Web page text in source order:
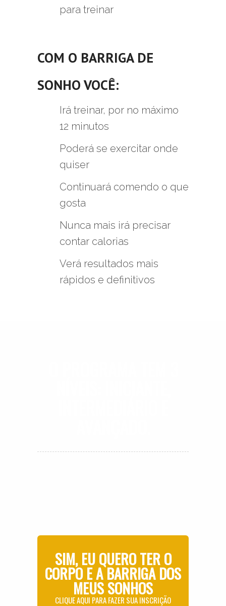
para treinar
COM O BARRIGA DE
SONHO VOCÊ:
Irá treinar, por no máximo
12 minutos
Poderá se exercitar onde
quiser
Continuará comendo o que
gosta
Nunca mais irá precisar
contar calorias
Verá resultados mais
rápidos e definitivos
SIM, EU QUERO TER O
CORPO E A BARRIGA DOS
MEUS SONHOS
CLIQUE AQUI PARA FAZER SUA INSCRIÇÃO